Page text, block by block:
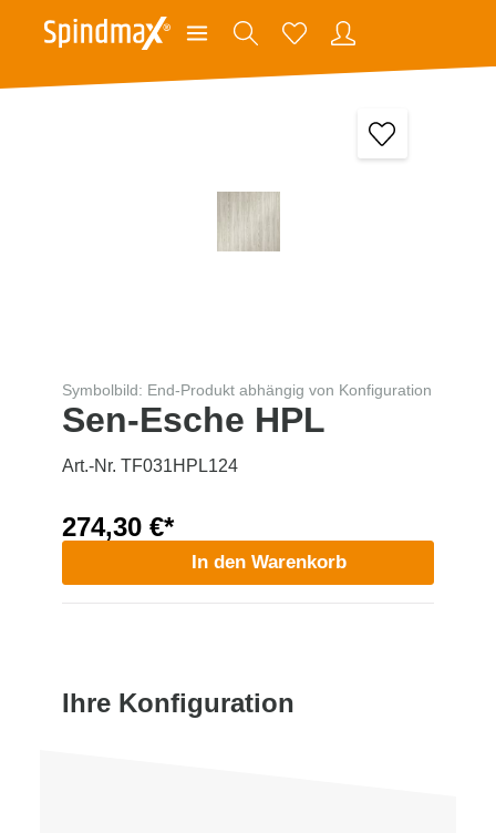
Symbolbild: End-Produkt abhängig von Konfiguration
Sen-Esche HPL
Art.-Nr. TF031HPL124
274,30 €*
In den Warenkorb
Ihre Konfiguration